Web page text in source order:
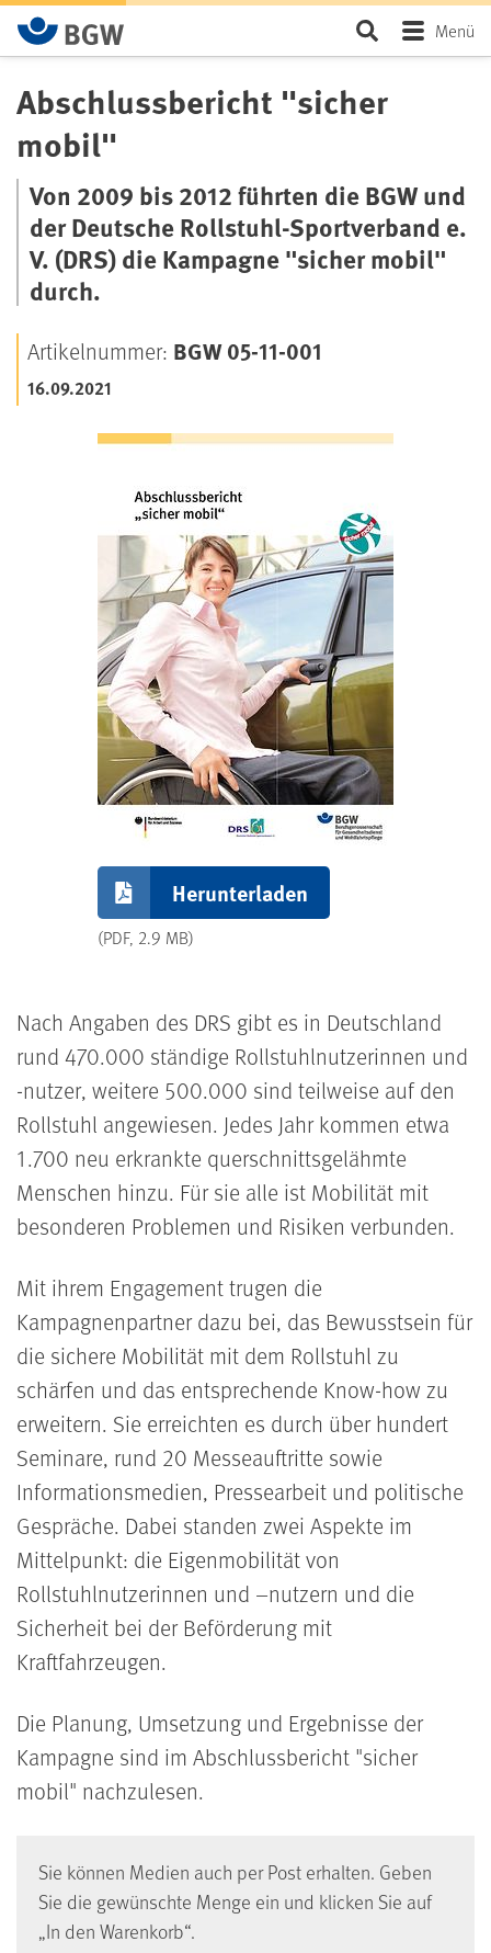
Zum Hauptinhalt springen SeiteMenü
Abschlussbericht "sicher
mobil"
Von 2009 bis 2012 führten dieBGWund
der Deutsche Rollstuhl-Sportverband e.
V. (DRS) die Kampagne "sicher mobil"
durch.
Artikelnummer: BGW 05-11-001
16.09.2021
Herunterladen
(PDF, 2.9 MB)
Nach Angaben des DRS gibt es in Deutschland
rund 470.000 ständige Rollstuhlnutzerinnen und
-nutzer, weitere 500.000 sind teilweise auf den
Rollstuhl angewiesen. Jedes Jahr kommen etwa
1.700 neu erkrankte querschnittsgelähmte
Menschen hinzu. Für sie alle ist Mobilität mit
besonderen Problemen und Risiken verbunden.
Mit ihrem Engagement trugen die
Kampagnenpartner dazu bei, das Bewusstsein für
die sichere Mobilität mit dem Rollstuhl zu
schärfen und das entsprechende Know-how zu
erweitern. Sie erreichten es durch über hundert
Seminare, rund 20 Messeauftritte sowie
Informationsmedien, Pressearbeit und politische
Gespräche. Dabei standen zwei Aspekte im
Mittelpunkt: die Eigenmobilität von
Rollstuhlnutzerinnen und –nutzern und die
Sicherheit bei der Beförderung mit
Kraftfahrzeugen.
Die Planung, Umsetzung und Ergebnisse der
Kampagne sind im Abschlussbericht "sicher
mobil" nachzulesen.
Sie können Medien auch per Post erhalten. Geben
Sie die gewünschte Menge ein und klicken Sie auf
„In den Warenkorb“.